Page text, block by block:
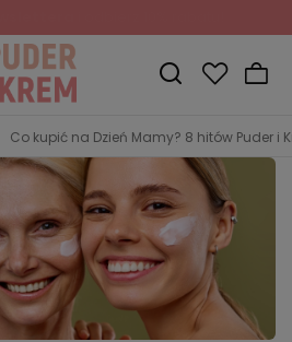
Co kupić na Dzień Mamy? 8 hitów Puder i